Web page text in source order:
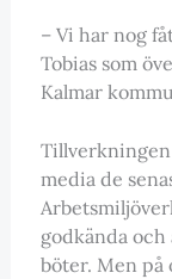
– Vi har nog
Tobias som
Kalmar
media de
godkända
böter. Men på